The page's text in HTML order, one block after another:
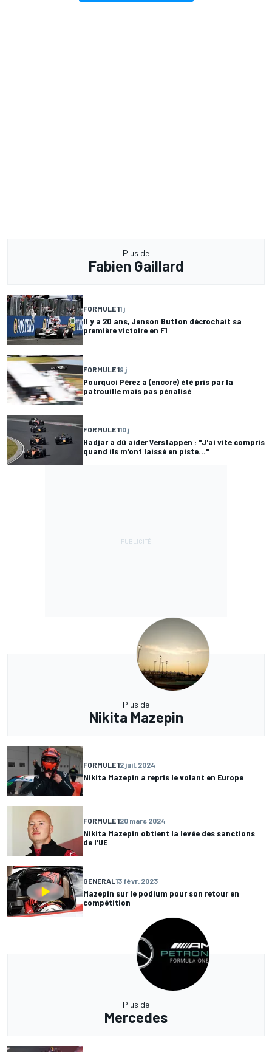
Plus de
Fabien Gaillard
FORMULE 11 j
Il y a 20 ans, Jenson Button décrochait sa
première victoire en F1
FORMULE 19 j
Pourquoi Pérez a (encore) été pris par la
patrouille mais pas pénalisé
FORMULE 110 j
Hadjar a dû aider Verstappen : "J'ai vite compris
quand ils m'ont laissé en piste..."
Plus de
Nikita Mazepin
FORMULE 12 juil. 2024
Nikita Mazepin a repris le volant en Europe
FORMULE 120 mars 2024
Nikita Mazepin obtient la levée des sanctions
de l'UE
GENERAL13 févr. 2023
Mazepin sur le podium pour son retour en
compétition
Plus de
Mercedes